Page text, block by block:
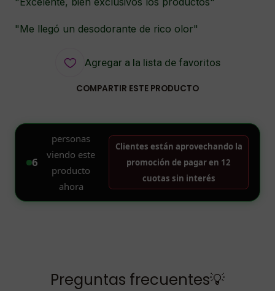
"Me llegó un desodorante de rico olor"
Agregar a la lista de favoritos
COMPARTIR ESTE PRODUCTO
Preguntas frecuentes💡